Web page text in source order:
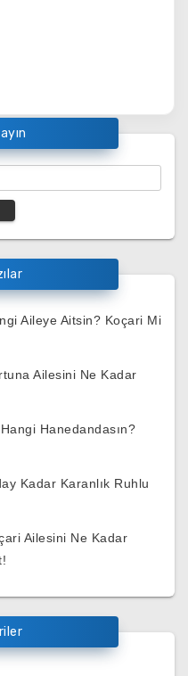
Aileye Aitsin? Koçari Mi
Ailesini Ne Kadar
Hanedandasın?
Kadar Karanlık Ruhlu
Ailesini Ne Kadar